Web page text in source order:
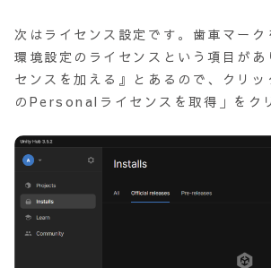
次はライセンス設定です。歯車マーク
環境設定のライセンスという項目があ
センスを加える』とあるので、クリ
のPersonalライセンスを取得」をク